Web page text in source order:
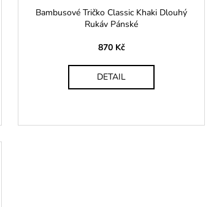
Bambusové Tričko Classic Khaki Dlouhý
Rukáv Pánské
870 Kč
DETAIL